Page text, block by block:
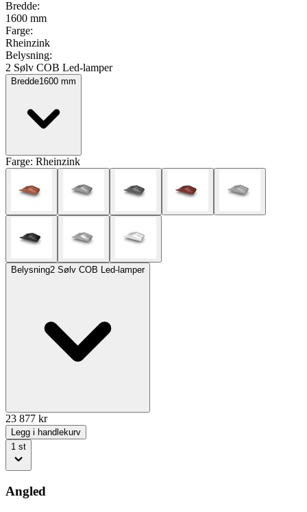
Bredde:
1600 mm
Farge:
Rheinzink
Belysning:
2 Sølv COB Led-lamper
Bredde1600 mm
Farge: Rheinzink
Belysning2 Sølv COB Led-lamper
23 877 kr
Legg i handlekurv
1 st
Angled